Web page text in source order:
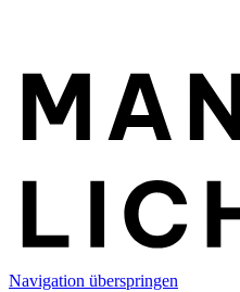
Navigation überspringen